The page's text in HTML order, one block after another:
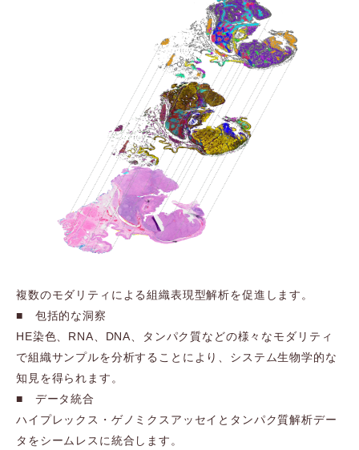
複数のモダリティによる組織表現型解析を促進します。
■ 包括的な洞察
HE染色、RNA、DNA、タンパク質などの様々なモダリティ
で組織サンプルを分析することにより、システム生物学的な
知見を得られます。
■ データ統合
ハイプレックス・ゲノミクスアッセイとタンパク質解析デー
タをシームレスに統合します。